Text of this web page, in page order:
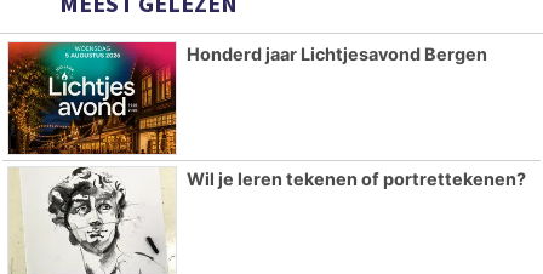
Honderd jaar Lichtjesavond Bergen
Wil je leren tekenen of portrettekenen?